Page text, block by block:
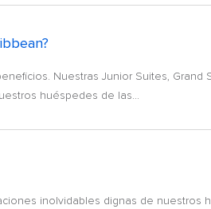
Nuestras Junior Suites, Grand
huéspedes de las...
inolvidables dignas de nuestros